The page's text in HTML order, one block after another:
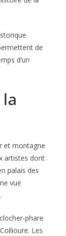
de
d’un
et montagne
artistes dont
palais des
vue
phare
Les